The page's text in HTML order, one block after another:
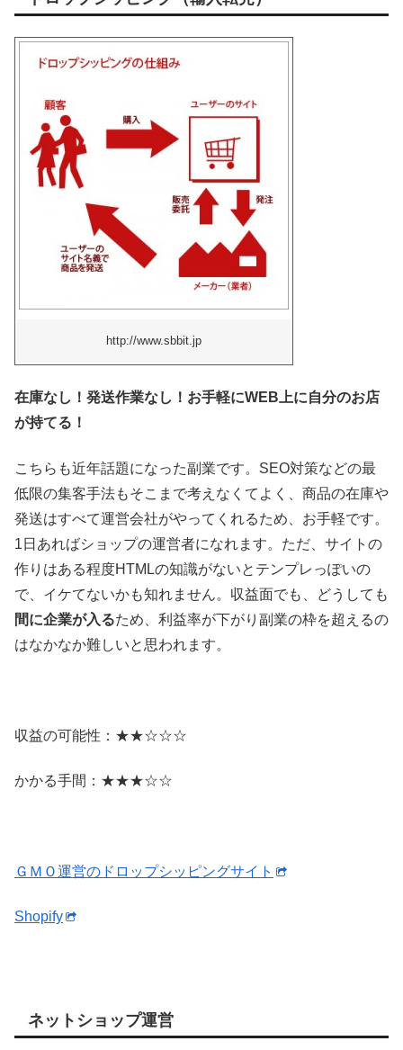
http://www.sbbit.jp
在庫なし！発送作業なし！お手軽にWEB上に自分のお店
が持てる！
こちらも近年話題になった副業です。SEO対策などの最
低限の集客手法もそこまで考えなくてよく、商品の在庫や
発送はすべて運営会社がやってくれるため、お手軽です。
1日あればショップの運営者になれます。ただ、サイトの
作りはある程度HTMLの知識がないとテンプレっぽいの
で、イケてないかも知れません。収益面でも、どうしても
間に企業が入るため、利益率が下がり副業の枠を超えるの
はなかなか難しいと思われます。
収益の可能性：★★☆☆☆
かかる手間：★★★☆☆
ＧＭＯ運営のドロップシッピングサイト
Shopify
ネットショップ運営